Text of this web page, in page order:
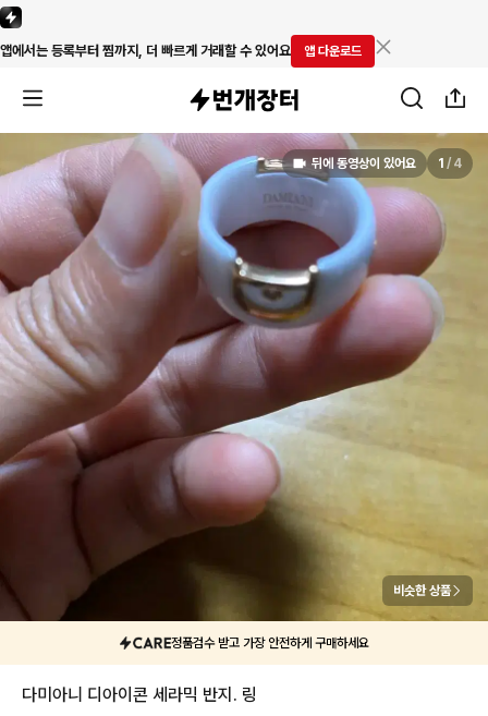
앱에서는 등록부터 찜까지, 더 빠르게 거래할 수 있어요 앱 다운로드
뒤에 동영상이 있어요 1 / 4
비슷한 상품
정품검수 받고 가장 안전하게 구매하세요
다미아니 디아이콘 세라믹 반지. 링